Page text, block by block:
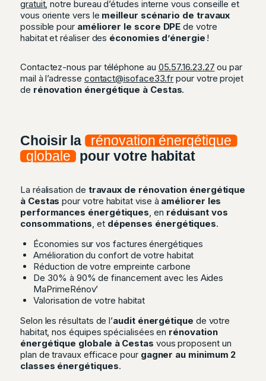
gratuit, notre bureau d’études interne vous conseille et
vous oriente vers le meilleur scénario de travaux
possible pour améliorer le score DPE de votre
habitat et réaliser des économies d’énergie !
Contactez-nous par téléphone au 05.57.16.23.27 ou par
mail à l’adresse contact@isoface33.fr pour votre projet
de rénovation énergétique à Cestas.
Choisir la rénovation énergétique
globale
pour votre habitat
La réalisation de travaux de rénovation énergétique
à Cestas pour votre habitat vise à améliorer les
performances énergétiques, en réduisant vos
consommations, et dépenses énergétiques.
Économies sur vos factures énergétiques
Amélioration du confort de votre habitat
Réduction de votre empreinte carbone
De 30% à 90% de financement avec les Aides
MaPrimeRénov’
Valorisation de votre habitat
Selon les résultats de l’audit énergétique de votre
habitat, nos équipes spécialisées en rénovation
énergétique globale à Cestas vous proposent un
plan de travaux efficace pour gagner au minimum 2
classes énergétiques.